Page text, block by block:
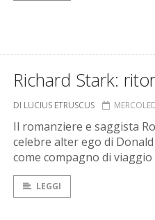
Richard Stark:
DI LUCIUS ETRUSCUS
Il romanziere e saggista
celebre alter ego di
come compagno di viaggio
LEGGI